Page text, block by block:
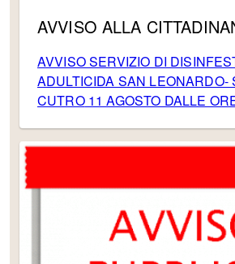
AVVISO ALLA
AVVISO SERVIZIO DI
ADULTICIDA SAN LEONARDO-
CUTRO11 AGOSTO DALLE